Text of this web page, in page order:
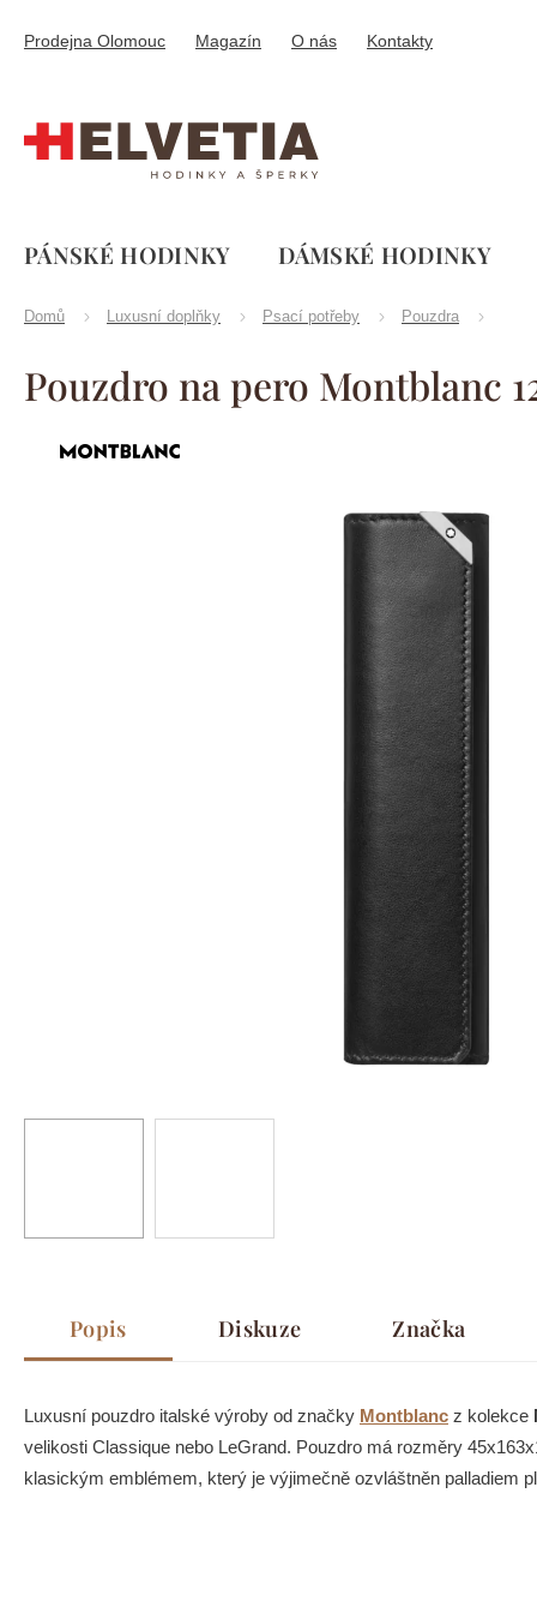
obsah
Prodejna Olomouc Magazín O nás Kontakty
PÁNSKÉ HODINKY DÁMSKÉ HODINKY
Domů Luxusní doplňky Psací potřeby Pouzdra
Pouzdro na pero Montblanc
Značka:Montblanc
Popis Diskuze Značka
Luxusní pouzdro italské výroby od značky Montblanc z kolekce
velikosti Classique nebo LeGrand. Pouzdro má rozměry
klasickým emblémem, který je výjimečně ozvláštněn palladiem